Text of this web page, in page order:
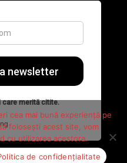
cea mai bună experiență pe
folosești acest site, vom
cu utilizarea acestora.
de confidențialitate